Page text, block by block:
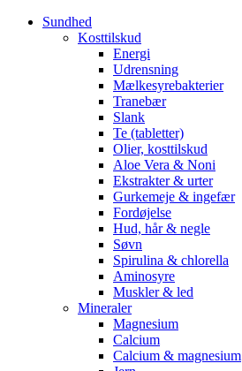
Sundhed
Kosttilskud
Energi
Udrensning
Mælkesyrebakterier
Tranebær
Slank
Te (tabletter)
Olier, kosttilskud
Aloe Vera & Noni
Ekstrakter & urter
Gurkemeje & ingefær
Fordøjelse
Hud, hår & negle
Søvn
Spirulina & chlorella
Aminosyre
Muskler & led
Mineraler
Magnesium
Calcium
Calcium & magnesium